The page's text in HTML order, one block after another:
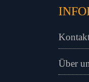
Über